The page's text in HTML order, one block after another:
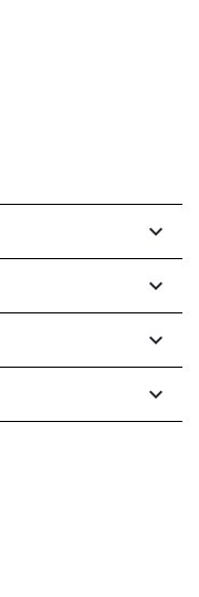
keyboard_arrow_down
keyboard_arrow_down
keyboard_arrow_down
keyboard_arrow_down